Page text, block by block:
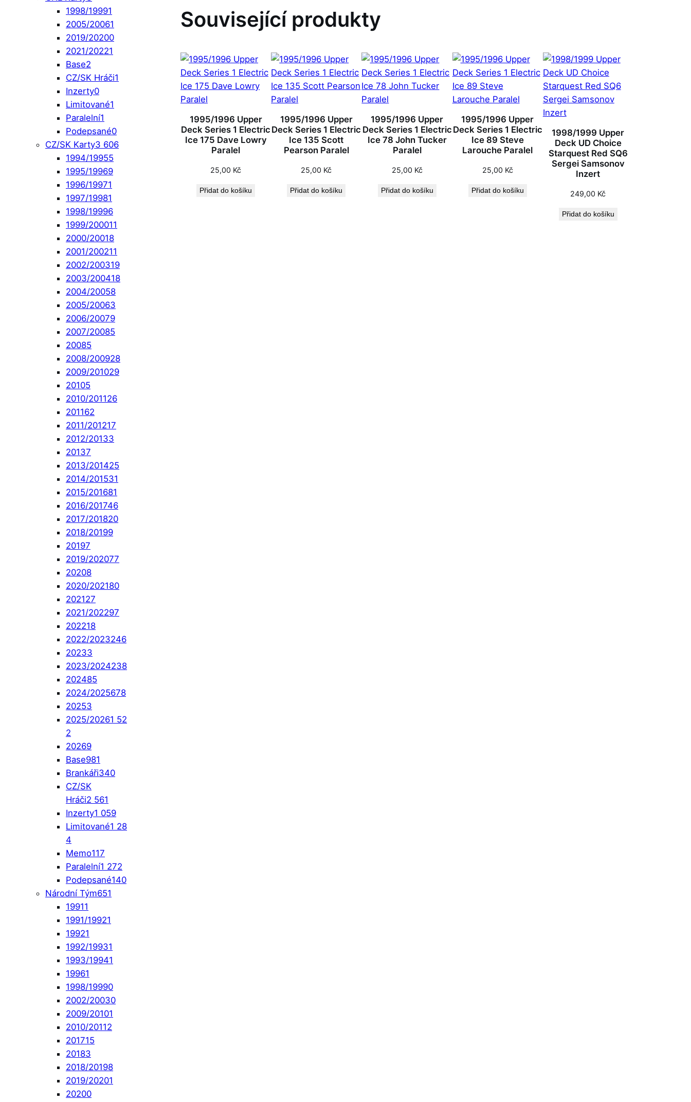
1998/19991
2005/20061
2019/20200
2021/20221
Base2
CZ/SK Hráči1
Inzerty0
Limitované1
Paralelní1
Podepsané0
CZ/SK Karty3 606
1994/19955
1995/19969
1996/19971
1997/19981
1998/19996
1999/200011
2000/20018
2001/200211
2002/200319
2003/200418
2004/20058
2005/20063
2006/20079
2007/20085
20085
2008/200928
2009/201029
20105
2010/201126
201162
2011/201217
2012/20133
20137
2013/201425
2014/201531
2015/201681
2016/201746
2017/201820
2018/20199
20197
2019/202077
20208
2020/202180
202127
2021/202297
202218
2022/2023246
20233
2023/2024238
202485
2024/2025678
20253
2025/20261 52
2
20269
Base981
Brankáři340
CZ/SK
Hráči2 561
Inzerty1 059
Limitované1 28
4
Memo117
Paralelní1 272
Podepsané140
Národní Tým651
19911
1991/19921
19921
1992/19931
1993/19941
19961
1998/19990
2002/20030
2009/20101
2010/20112
201715
20183
2018/20198
2019/20201
20200
Související produkty
1995/1996 Upper
Deck Series 1 Electric
Ice 175 Dave Lowry
Paralel
25,00 Kč
Přidat do košíku
1995/1996 Upper
Deck Series 1 Electric
Ice 135 Scott
Pearson Paralel
25,00 Kč
Přidat do košíku
1995/1996 Upper
Deck Series 1 Electric
Ice 78 John Tucker
Paralel
25,00 Kč
Přidat do košíku
1995/1996 Upper
Deck Series 1 Electric
Ice 89 Steve
Larouche Paralel
25,00 Kč
Přidat do košíku
1998/1999 Upper
Deck UD Choice
Starquest Red SQ6
Sergei Samsonov
Inzert
249,00 Kč
Přidat do košíku